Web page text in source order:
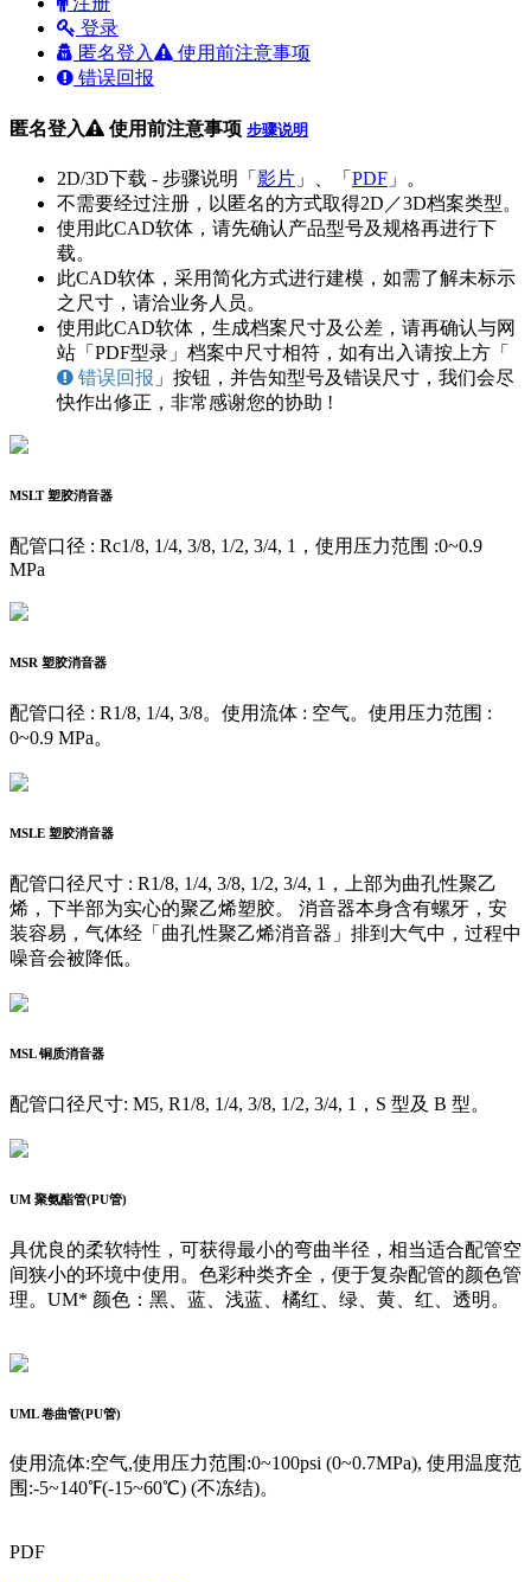
登录
匿名登入
使用前注意事项
错误回报
匿名登入 使用前注意事项 步骤说明
2D/3D下载 - 步骤说明「 影片 」、「 PDF 」。
不需要经过注册，以匿名的方式取得2D／3D档案类型。
使用此CAD软体，请先确认产品型号及规格再进行下
载。
此CAD软体，采用简化方式进行建模，如需了解未标示
之尺寸，请洽业务人员。
使用此CAD软体，生成档案尺寸及公差，请再确认与网
站「PDF型录」档案中尺寸相符，如有出入请按上方「
错误回报 」按钮，并告知型号及错误尺寸，我们会尽
快作出修正，非常感谢您的协助 !
MSLT塑胶消音器
配管口径 : Rc1/8, 1/4, 3/8, 1/2, 3/4, 1，使用压力范围 :0~0.9
MPa
MSR 塑胶消音器
配管口径 : R1/8, 1/4, 3/8。使用流体 : 空气。使用压力范围 :
0~0.9 MPa。
MSLE 塑胶消音器
配管口径尺寸 : R1/8, 1/4, 3/8, 1/2, 3/4, 1，上部为曲孔性聚乙
烯，下半部为实心的聚乙烯塑胶。 消音器本身含有螺牙，安
装容易，气体经「曲孔性聚乙烯消音器」排到大气中，过程中
噪音会被降低。
MSL铜质消音器
配管口径尺寸: M5, R1/8, 1/4, 3/8, 1/2, 3/4, 1，S 型及 B 型。
UM 聚氨酯管(PU管)
具优良的柔软特性，可获得最小的弯曲半径，相当适合配管空
间狭小的环境中使用。色彩种类齐全，便于复杂配管的颜色管
理。UM* 颜色：黑、蓝、浅蓝、橘红、绿、黄、红、透明。
UML卷曲管(PU管)
使用流体:空气,使用压力范围:0~100psi (0~0.7MPa), 使用温度范
围:-5~140℉(-15~60℃) (不冻结)。
PDF